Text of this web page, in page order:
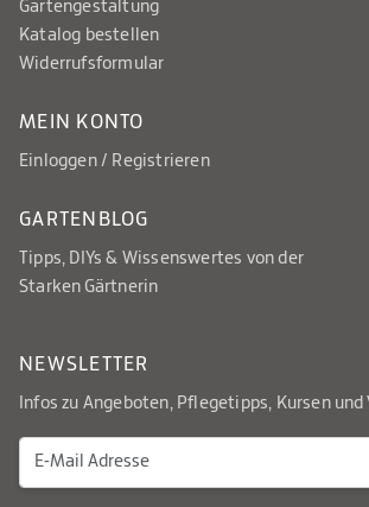
Gartengestaltung
Katalog bestellen
Widerrufsformular
MEIN KONTO
Einloggen / Registrieren
GARTENBLOG
Tipps, DIYs & Wissenswertes von der
Starken Gärtnerin
NEWSLETTER
Infos zu Angeboten, Pflegetipps, Kursen